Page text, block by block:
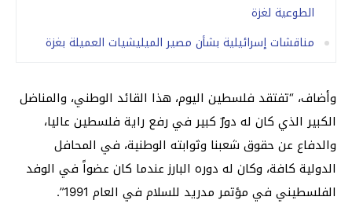
الطوعية لغزة
مناقشات إسرائيلية بشأن مصير الميليشيات العميلة بغزة
وأضاف، “تفتقد فلسطين اليوم، هذا القائد الوطني، والمناضل
الكبير الذي كان له دورٌ كبير في رفع راية فلسطين عاليا،
والدفاع عن حقوق شعبنا وثوابته الوطنية، في المحافل
الدولية كافة، وكان له دوره البارز عندما كان عضواً في الوفد
الفلسطيني في مؤتمر مدريد للسلام في العام 1991”.